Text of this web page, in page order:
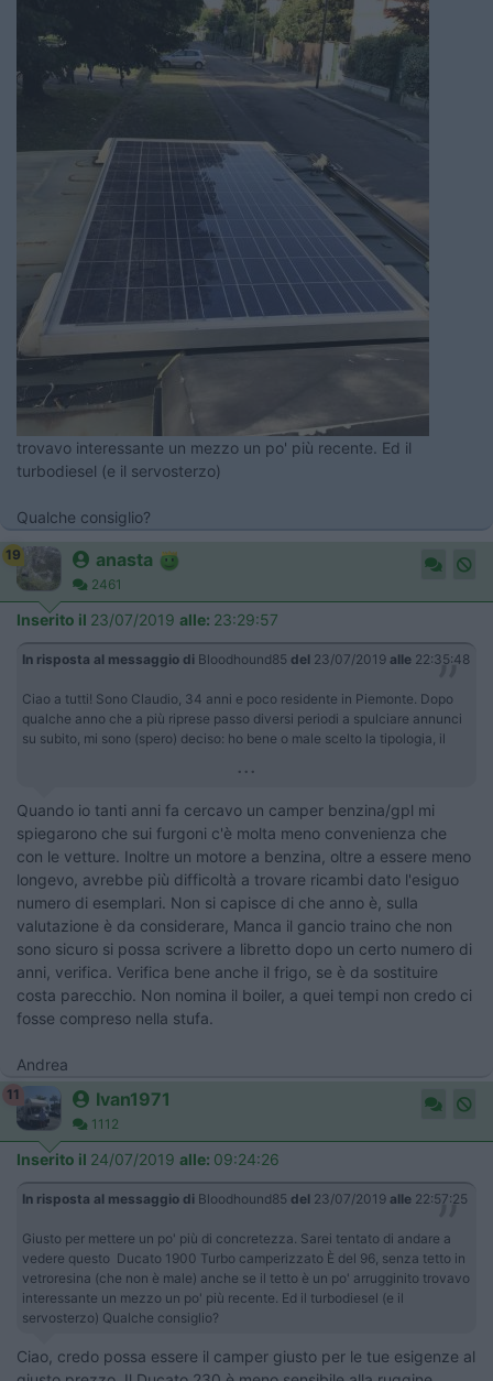
trovavo interessante un mezzo un po' più recente. Ed il
turbodiesel (e il servosterzo)
Qualche consiglio?
19 anasta
2461
Inserito il 23/07/2019 alle: 23:29:57
In risposta al messaggio di Bloodhound85 del 23/07/2019 alle 22:35:48
Ciao a tutti! Sono Claudio, 34 anni e poco residente in Piemonte. Dopo
qualche anno che a più riprese passo diversi periodi a spulciare annunci
su subito, mi sono (spero) deciso: ho bene o male scelto la tipologia, il
...
Quando io tanti anni fa cercavo un camper benzina/gpl mi
spiegarono che sui furgoni c'è molta meno convenienza che
con le vetture. Inoltre un motore a benzina, oltre a essere meno
longevo, avrebbe più difficoltà a trovare ricambi dato l'esiguo
numero di esemplari. Non si capisce di che anno è, sulla
valutazione è da considerare, Manca il gancio traino che non
sono sicuro si possa scrivere a libretto dopo un certo numero di
anni, verifica. Verifica bene anche il frigo, se è da sostituire
costa parecchio. Non nomina il boiler, a quei tempi non credo ci
fosse compreso nella stufa.
Andrea
11 Ivan1971
1112
Inserito il 24/07/2019 alle: 09:24:26
In risposta al messaggio di Bloodhound85 del 23/07/2019 alle 22:57:25
Giusto per mettere un po' più di concretezza. Sarei tentato di andare a
vedere questo Ducato 1900 Turbo camperizzato È del 96, senza tetto in
vetroresina (che non è male) anche se il tetto è un po' arrugginito trovavo
interessante un mezzo un po' più recente. Ed il turbodiesel (e il
servosterzo) Qualche consiglio?
Ciao, credo possa essere il camper giusto per le tue esigenze al